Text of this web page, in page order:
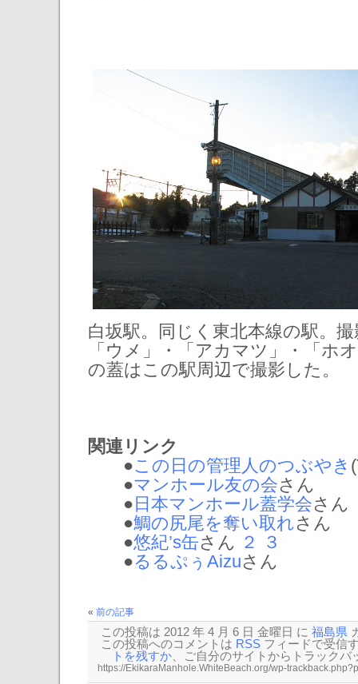
白坂駅。同じく東北本線の駅。
「ウメ」・「アカマツ」・「ホ
の蓋はこの駅周辺で撮影した。
関連リンク
●この日の管理人のつぶやき
●マンホール友の会さん
● 日本マンホール蓋学会さん
●鯛の尻尾を奪い取れさん
●悠紀’s缶さん ２
３
●るるぷぅAizuさん
« 前の記事
この投稿は 2012 年 4 月 6 日 金曜日 に 福島県
この投稿へのコメントは RSS フィードで受信
トを残すか 、ご自分のサイトから トラックバ